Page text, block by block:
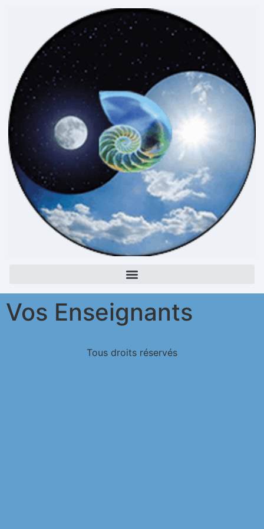
Vos Enseignants
Tous droits réservés